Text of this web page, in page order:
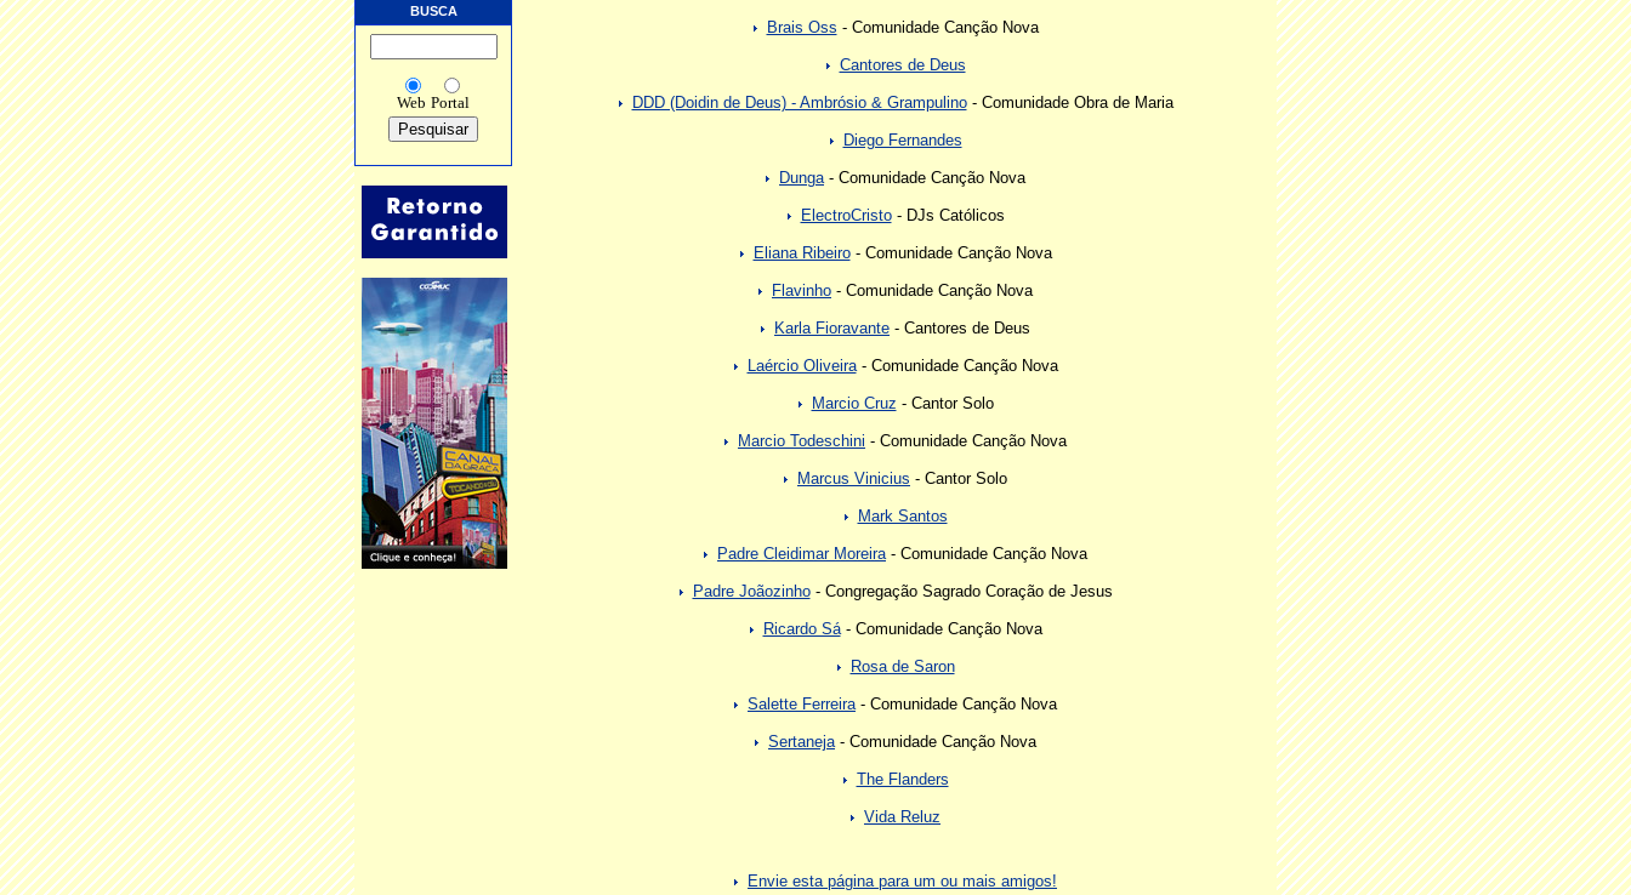
BUSCA
Web Portal
Brais Oss - Comunidade Canção Nova
Cantores de Deus
DDD (Doidin de Deus) - Ambrósio & Grampulino- Comunidade Obra de Maria
Diego Fernandes
Dunga- Comunidade Canção Nova
ElectroCristo- DJs Católicos
Eliana Ribeiro- Comunidade Canção Nova
Flavinho - Comunidade Canção Nova
Karla Fioravante - Cantores de Deus
Laércio Oliveira- Comunidade Canção Nova
Marcio Cruz - Cantor Solo
Marcio Todeschini - Comunidade Canção Nova
Marcus Vinicius - Cantor Solo
Mark Santos
Padre Cleidimar Moreira- Comunidade Canção Nova
Padre Joãozinho- Congregação Sagrado Coração de Jesus
Ricardo Sá- Comunidade Canção Nova
Rosa de Saron
Salette Ferreira- Comunidade Canção Nova
Sertaneja - Comunidade Canção Nova
The Flanders
Vida Reluz
Envie esta página para um ou mais amigos!